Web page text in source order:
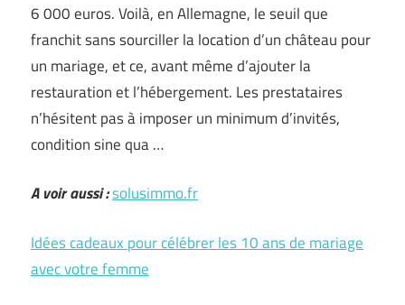
6 000 euros. Voilà, en Allemagne, le seuil que
franchit sans sourciller la location d’un château pour
un mariage, et ce, avant même d’ajouter la
restauration et l’hébergement. Les prestataires
n’hésitent pas à imposer un minimum d’invités,
condition sine qua …
A voir aussi :solusimmo.fr
Idées cadeaux pour célébrer les 10 ans de mariage
avec votre femme